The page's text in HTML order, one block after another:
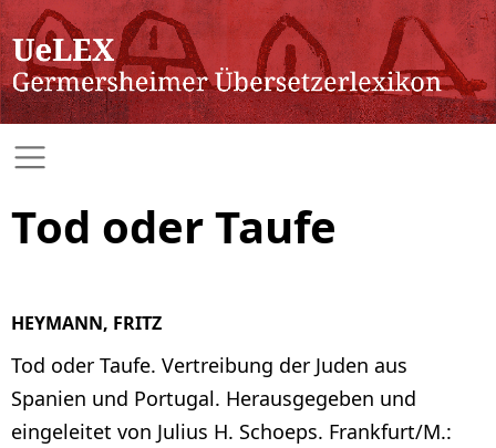
Tod oder Taufe
HEYMANN, FRITZ
Tod oder Taufe. Vertreibung der Juden aus
Spanien und Portugal. Herausgegeben und
eingeleitet von Julius H. Schoeps. Frankfurt/M.: